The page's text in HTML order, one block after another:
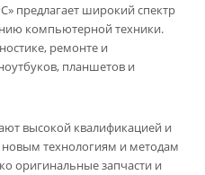
предлагает широкий спектр
компьютерной техники.
ремонте и
планшетов и
высокой квалификацией и
технологиям и методам
оригинальные запчасти и